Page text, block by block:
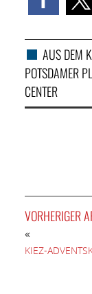
AUS DEM
POTSDAMER
CENTER
VORHERIGER
«
KIEZ-